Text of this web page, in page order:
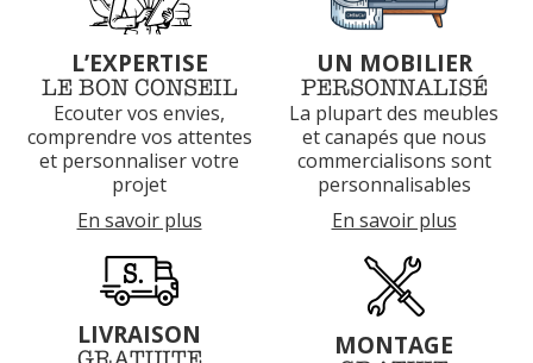
L’EXPERTISE
LE BON CONSEIL
Ecouter vos envies,
comprendre vos attentes
et personnaliser votre
projet
En savoir plus
UN MOBILIER
PERSONNALISÉ
La plupart des meubles
et canapés que nous
commercialisons sont
personnalisables
En savoir plus
LIVRAISON MONTAGE